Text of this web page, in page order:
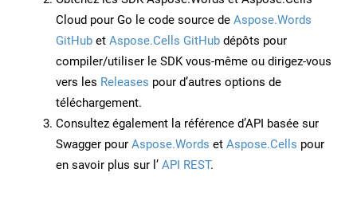
Cloud pour Go le code source de Aspose.Words
GitHub et Aspose.Cells GitHub dépôts pour
compiler/utiliser le SDK vous-même ou dirigez-vous
vers les Releases pour d’autres options de
téléchargement.
Consultez également la référence d’API basée sur
Swagger pour Aspose.Words et Aspose.Cells pour
en savoir plus sur l’ API REST.